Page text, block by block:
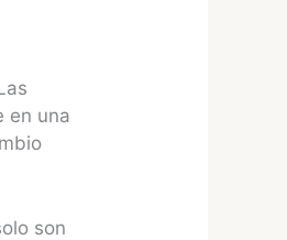
en una
son